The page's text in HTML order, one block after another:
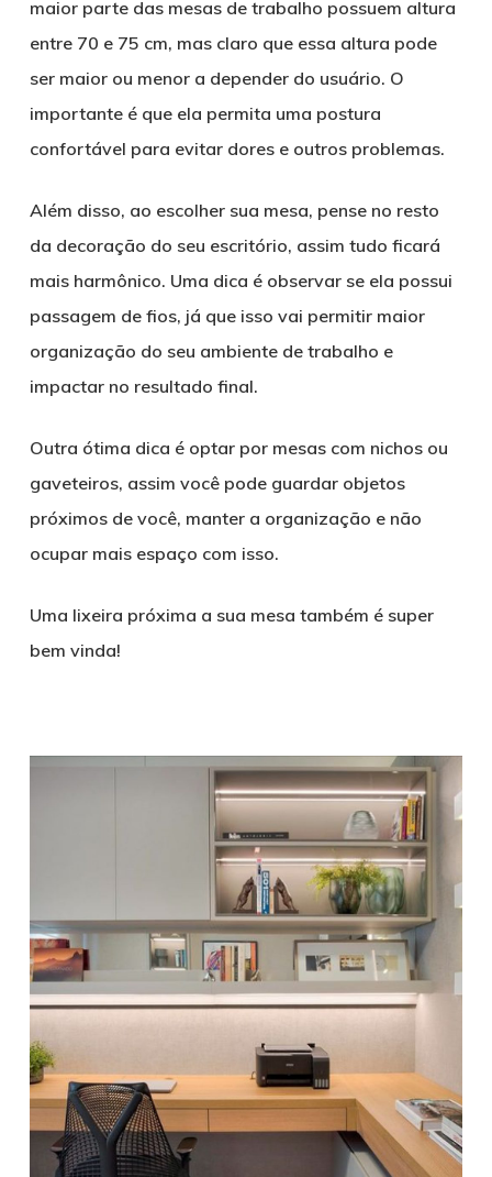
maior parte das mesas de trabalho possuem altura
entre 70 e 75 cm, mas claro que essa altura pode
ser maior ou menor a depender do usuário. O
importante é que ela permita uma postura
confortável para evitar dores e outros problemas.
Além disso, ao escolher sua mesa, pense no resto
da decoração do seu escritório, assim tudo ficará
mais harmônico. Uma dica é observar se ela possui
passagem de fios, já que isso vai permitir maior
organização do seu ambiente de trabalho e
impactar no resultado final.
Outra ótima dica é optar por mesas com nichos ou
gaveteiros, assim você pode guardar objetos
próximos de você, manter a organização e não
ocupar mais espaço com isso.
Uma lixeira próxima a sua mesa também é super
bem vinda!